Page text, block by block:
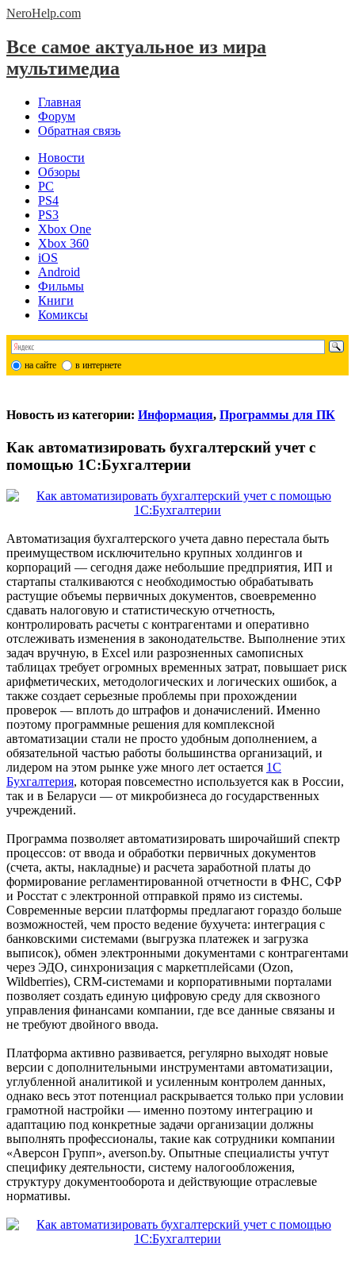
NeroHelp.com
Все самое актуальное из мира
мультимедиа
Главная
Форум
Обратная связь
Новости
Обзоры
PC
PS4
PS3
Xbox One
Xbox 360
iOS
Android
Фильмы
Книги
Комиксы
на сайте в интернете
Новость из категории: Информация, Программы для ПК
Как автоматизировать бухгалтерский учет с
помощью 1С:Бухгалтерии
Автоматизация бухгалтерского учета давно перестала быть
преимуществом исключительно крупных холдингов и
корпораций — сегодня даже небольшие предприятия, ИП и
стартапы сталкиваются с необходимостью обрабатывать
растущие объемы первичных документов, своевременно
сдавать налоговую и статистическую отчетность,
контролировать расчеты с контрагентами и оперативно
отслеживать изменения в законодательстве. Выполнение этих
задач вручную, в Excel или разрозненных самописных
таблицах требует огромных временных затрат, повышает риск
арифметических, методологических и логических ошибок, а
также создает серьезные проблемы при прохождении
проверок — вплоть до штрафов и доначислений. Именно
поэтому программные решения для комплексной
автоматизации стали не просто удобным дополнением, а
обязательной частью работы большинства организаций, и
лидером на этом рынке уже много лет остается 1С
Бухгалтерия, которая повсеместно используется как в России,
так и в Беларуси — от микробизнеса до государственных
учреждений.
Программа позволяет автоматизировать широчайший спектр
процессов: от ввода и обработки первичных документов
(счета, акты, накладные) и расчета заработной платы до
формирование регламентированной отчетности в ФНС, СФР
и Росстат с электронной отправкой прямо из системы.
Современные версии платформы предлагают гораздо больше
возможностей, чем просто ведение бухучета: интеграция с
банковскими системами (выгрузка платежек и загрузка
выписок), обмен электронными документами с контрагентами
через ЭДО, синхронизация с маркетплейсами (Ozon,
Wildberries), CRM-системами и корпоративными порталами
позволяет создать единую цифровую среду для сквозного
управления финансами компании, где все данные связаны и
не требуют двойного ввода.
Платформа активно развивается, регулярно выходят новые
версии с дополнительными инструментами автоматизации,
углубленной аналитикой и усиленным контролем данных,
однако весь этот потенциал раскрывается только при условии
грамотной настройки — именно поэтому интеграцию и
адаптацию под конкретные задачи организации должны
выполнять профессионалы, такие как сотрудники компании
«Аверсон Групп», averson.by. Опытные специалисты учтут
специфику деятельности, систему налогообложения,
структуру документооборота и действующие отраслевые
нормативы.